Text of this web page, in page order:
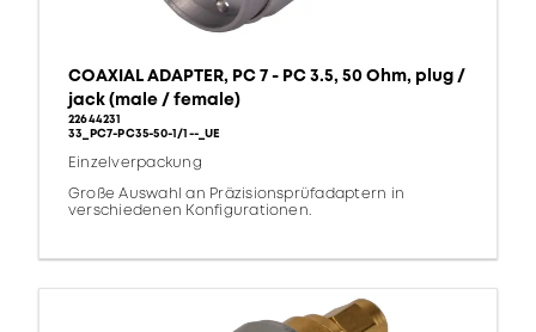
COAXIAL ADAPTER, PC 7 - PC 3.5, 50 Ohm, plug /
jack (male / female)
22644231
33_PC7-PC35-50-1/1--_UE
Einzelverpackung
Große Auswahl an Präzisionsprüfadaptern in
verschiedenen Konfigurationen.